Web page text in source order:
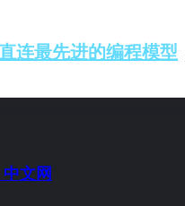
连最先进的编程模型
文网